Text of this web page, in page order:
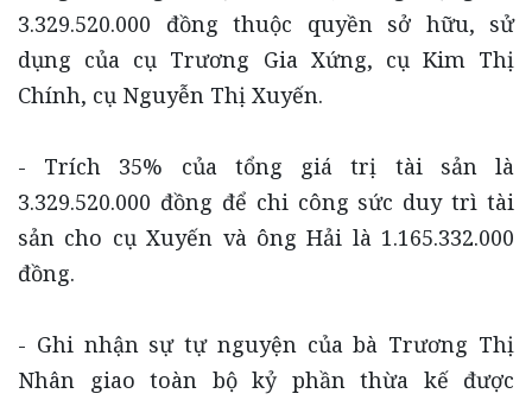
3.329.520.000 đồng thuộc quyền sở hữu, sử
dụng của cụ Trương Gia Xứng, cụ Kim Thị
Chính, cụ Nguyễn Thị Xuyến.
- Trích 35% của tổng giá trị tài sản là
3.329.520.000 đồng để chi công sức duy trì tài
sản cho cụ Xuyến và ông Hải là 1.165.332.000
đồng.
- Ghi nhận sự tự nguyện của bà Trương Thị
Nhân giao toàn bộ kỷ phần thừa kế được